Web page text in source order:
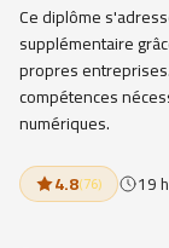
Ce diplôme
supplémentaire
propres
compétences
numériques.
4.8(76) 19